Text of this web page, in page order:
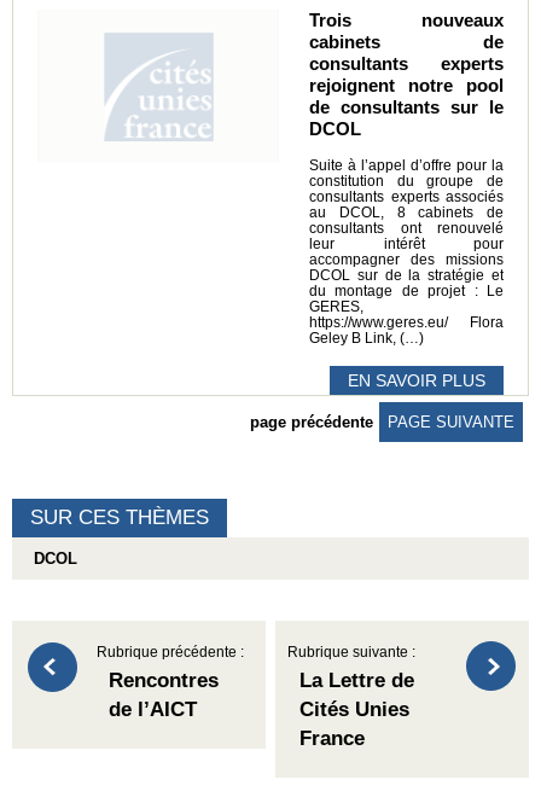
Trois nouveaux
cabinets de
consultants experts
rejoignent notre pool
de consultants sur le
DCOL
Suite à l’appel d’offre pour la
constitution du groupe de
consultants experts associés
au DCOL, 8 cabinets de
consultants ont renouvelé
leur intérêt pour
accompagner des missions
DCOL sur de la stratégie et
du montage de projet : Le
GERES,
https://www.geres.eu/ Flora
Geley B Link, (…)
EN SAVOIR PLUS
page précédente PAGE SUIVANTE
SUR CES THÈMES
DCOL
Rubrique précédente :
Rencontres
de l’AICT
Rubrique suivante :
La Lettre de
Cités Unies
France